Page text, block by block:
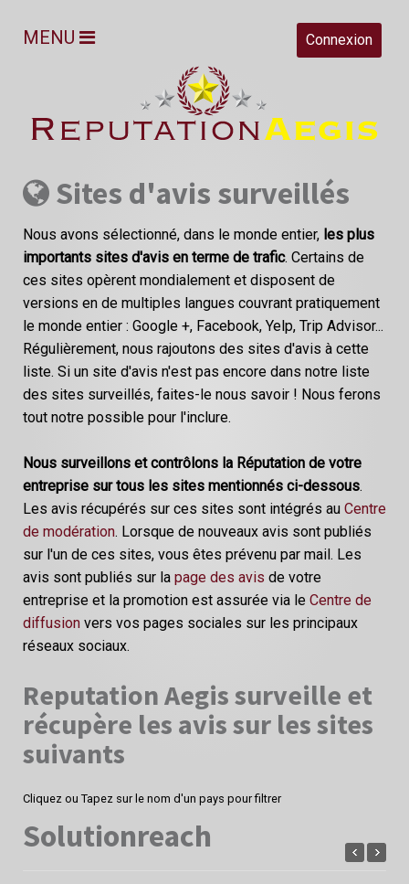
Connexion
MENU
Sites d'avis surveillés
Nous avons sélectionné, dans le monde entier, les plus
importants sites d'avis en terme de trafic. Certains de
ces sites opèrent mondialement et disposent de
versions en de multiples langues couvrant pratiquement
le monde entier : Google +, Facebook, Yelp, Trip Advisor...
Régulièrement, nous rajoutons des sites d'avis à cette
liste. Si un site d'avis n'est pas encore dans notre liste
des sites surveillés, faites-le nous savoir ! Nous ferons
tout notre possible pour l'inclure.
Nous surveillons et contrôlons la Réputation de votre
entreprise sur tous les sites mentionnés ci-dessous.
Les avis récupérés sur ces sites sont intégrés au Centre
de modération. Lorsque de nouveaux avis sont publiés
sur l'un de ces sites, vous êtes prévenu par mail. Les
avis sont publiés sur la page des avis de votre
entreprise et la promotion est assurée via le Centre de
diffusion vers vos pages sociales sur les principaux
réseaux sociaux.
Reputation Aegis surveille et
récupère les avis sur les sites
suivants
Cliquez ou Tapez sur le nom d'un pays pour filtrer
Solutionreach